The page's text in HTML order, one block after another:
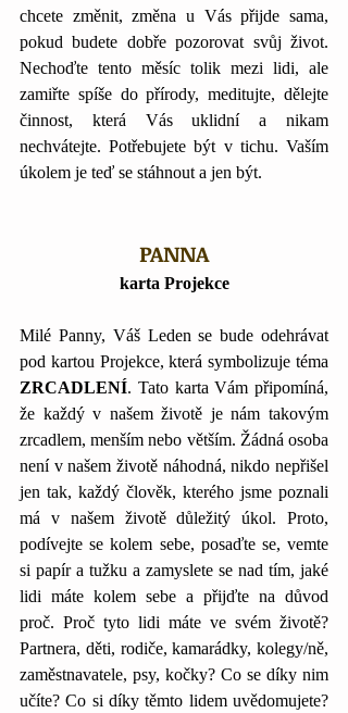
chcete změnit, změna u Vás přijde sama,
pokud budete dobře pozorovat svůj život.
Nechoďte tento měsíc tolik mezi lidi, ale
zamiřte spíše do přírody, meditujte, dělejte
činnost, která Vás uklidní a nikam
nechvátejte. Potřebujete být v tichu. Vaším
úkolem je teď se stáhnout a jen být.
PANNA
karta Projekce
Milé Panny, Váš Leden se bude odehrávat
ZRCADLENÍ. Tato karta Vám připomíná,
že každý v našem životě je nám takovým
zrcadlem, menším nebo větším. Žádná osoba
není v našem životě náhodná, nikdo nepřišel
jen tak, každý člověk, kterého jsme poznali
má v našem životě důležitý úkol. Proto,
podívejte se kolem sebe, posaďte se, vemte
si papír a tužku a zamyslete se nad tím, jaké
lidi máte kolem sebe a přijďte na důvod
proč. Proč tyto lidi máte ve svém životě?
Partnera, děti, rodiče, kamarádky, kolegy/ně,
zaměstnavatele, psy, kočky? Co se díky nim
učíte? Co si díky těmto lidem uvědomujete?